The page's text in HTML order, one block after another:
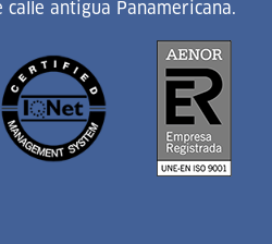
calle antigua Panamericana.